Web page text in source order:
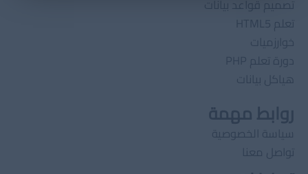
تصميم قواعد بيانات
تعلم HTML5
خوارزميات
دورة تعلم PHP
هياكل بيانات
روابط مهمة
سياسة الخصوصية
تواصل معنا